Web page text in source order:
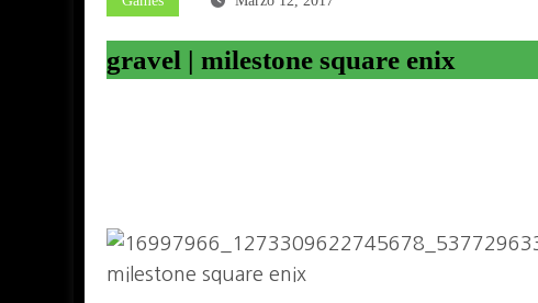
gravel | milestone square enix